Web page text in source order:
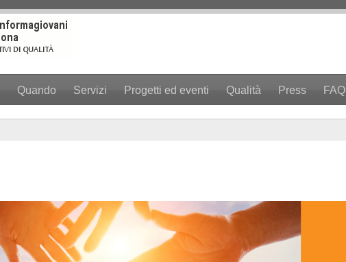
Quando Servizi Progetti ed eventi Qualità Press FAQ